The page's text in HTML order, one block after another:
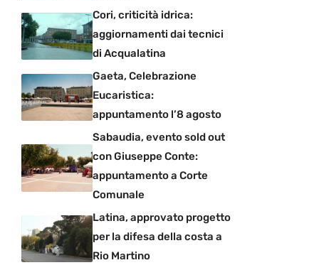
Cori, criticità idrica:
aggiornamenti dai tecnici
di Acqualatina
Gaeta, Celebrazione
Eucaristica:
appuntamento l’8 agosto
Sabaudia, evento sold out
con Giuseppe Conte:
appuntamento a Corte
Comunale
Latina, approvato progetto
per la difesa della costa a
Rio Martino